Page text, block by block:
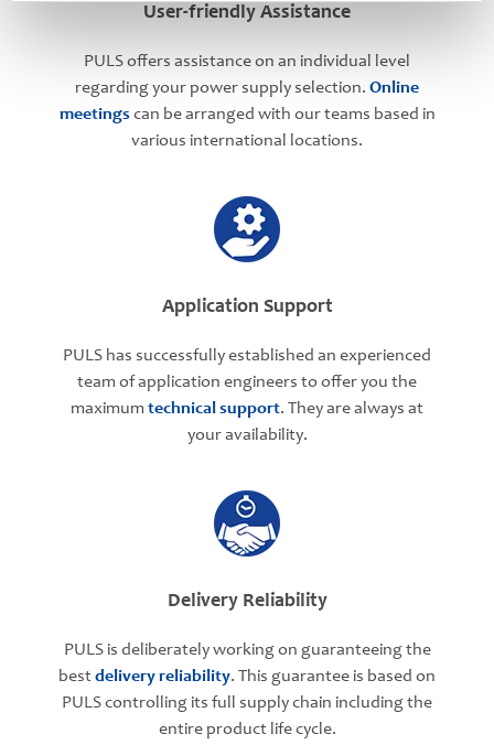
User-friendly Assistance
PULS offers assistance on an individual level
regarding your power supply selection. Online
meetings can be arranged with our teams based in
various international locations.
Application Support
PULS has successfully established an experienced
team of application engineers to offer you the
maximum technical support. They are always at
your availability.
Delivery Reliability
PULS is deliberately working on guaranteeing the
bestdelivery reliability. This guarantee is based on
PULS controlling its full supply chain including the
entire product life cycle.